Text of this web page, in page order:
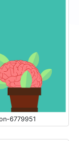
6779951